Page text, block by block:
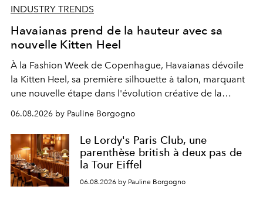
INDUSTRY TRENDS
Havaianas prend de la hauteur avec sa
nouvelle Kitten Heel
À la Fashion Week de Copenhague, Havaianas dévoile
la Kitten Heel, sa première silhouette à talon, marquant
une nouvelle étape dans l'évolution créative de la
06.08.2026 by Pauline Borgogno
Le Lordy's Paris Club, une
parenthèse british à deux pas de
la Tour Eiffel
06.08.2026 by Pauline Borgogno